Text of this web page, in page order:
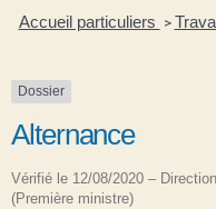
Accueil particuliers >
Dossier
Alternance
Vérifié le 12/08/2020 –
(Première ministre)